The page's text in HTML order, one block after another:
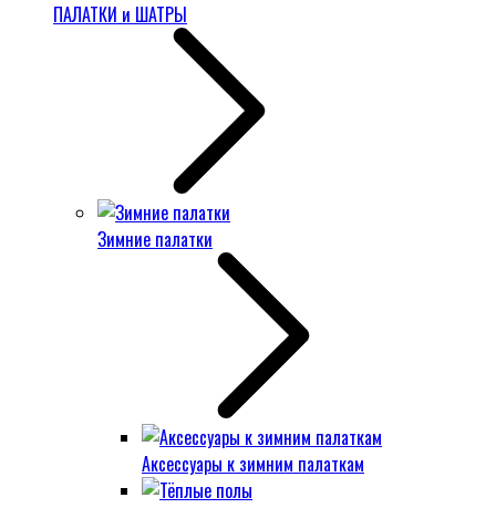
ПАЛАТКИ и ШАТРЫ
Зимние палатки
Аксессуары к зимним палаткам